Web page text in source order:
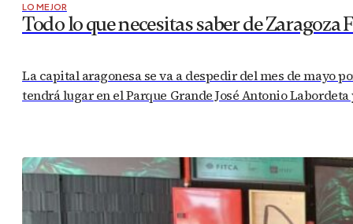
LO MEJOR
Todo lo que necesitas saber de Zaragoza
La capital aragonesa se va a despedir del mes de mayo
tendrá lugar en el Parque Grande José Antonio